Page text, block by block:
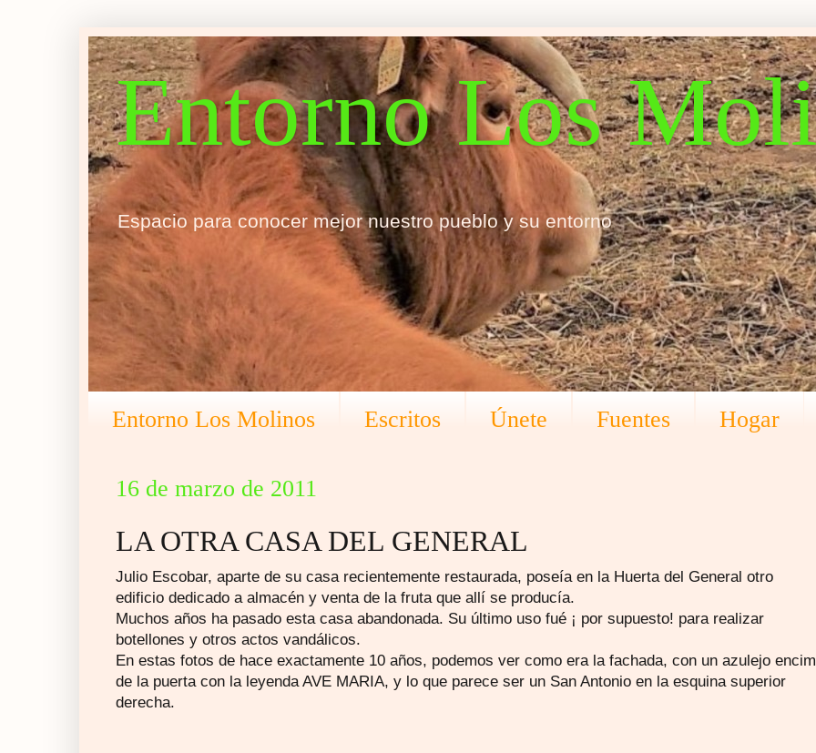
Entorno Los
Espacio para conocer mejor nuestro pueblo y su entorno
Entorno Los Molinos Escritos Únete Fuentes Hogar
16 de marzo de 2011
LA OTRA CASA DEL GENERAL
Julio Escobar, aparte de su casa recientemente restaurada, poseía en la Huerta del General otro
edificio dedicado a almacén y venta de la fruta que allí se producía.
Muchos años ha pasado esta casa abandonada. Su último uso fué ¡ por supuesto! para realizar
botellones y otros actos vandálicos.
En estas fotos de hace exactamente 10 años, podemos ver como era la fachada, con un azulejo
de la puerta con la leyenda AVE MARIA, y lo que parece ser un San Antonio en la esquina superior
derecha.